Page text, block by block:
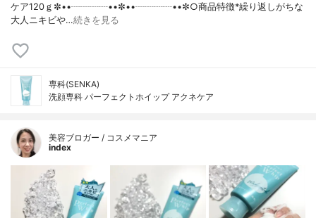
ケア120ｇ✼••┈┈┈┈••✼••┈┈┈┈••✼○商品特徴*繰り返しがちな
大人ニキビや…続きを見る
専科(SENKA)
洗顔専科 パーフェクトホイップ アクネケア
美容ブロガー / コスメマニア
index